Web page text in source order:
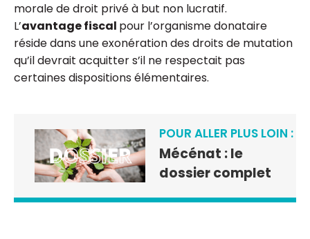
morale de droit privé à but non lucratif.
L’avantage fiscal pour l’organisme donataire
réside dans une exonération des droits de mutation
qu’il devrait acquitter s’il ne respectait pas
certaines dispositions élémentaires.
POUR ALLER PLUS LOIN :
Mécénat : le
dossier complet